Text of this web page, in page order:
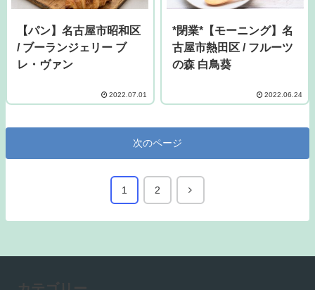
【パン】名古屋市昭和区
/ ブーランジェリー ブ
レ・ヴァン
2022.07.01
*閉業*【モーニング】名
古屋市熱田区 / フルーツ
の森 白鳥葵
2022.06.24
次のページ
1 2